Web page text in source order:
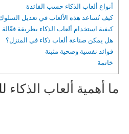
أنواع ألعاب الذكاء حسب الفائدة
كيف تُساعد هذه الألعاب في تعديل
كيفية استخدام ألعاب الذكاء بطريقة فعّالة
هل يمكن صناعة ألعاب ذكاء في المنزل؟
فوائد نفسية وصحية مثبتة
خاتمة
ما أهمية ألعاب الذكاء